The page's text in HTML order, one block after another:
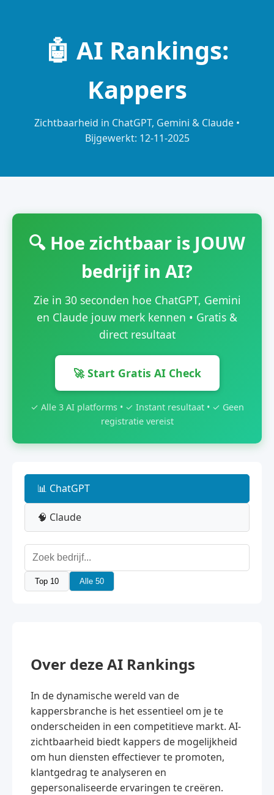
🤖 AI Rankings:
Kappers
Zichtbaarheid in ChatGPT, Gemini & Claude •
Bijgewerkt: 12-11-2025
🔍 Hoe zichtbaar is JOUW
bedrijf in AI?
Zie in 30 seconden hoe ChatGPT, Gemini
en Claude jouw merk kennen • Gratis &
direct resultaat
🚀 Start Gratis AI Check
✓ Alle 3 AI platforms • ✓ Instant resultaat • ✓ Geen
registratie vereist
📊 ChatGPT
🧠 Claude
Top 10 Alle 50
Over deze AI Rankings
In de dynamische wereld van de
kappersbranche is het essentieel om je te
onderscheiden in een competitieve markt. AI-
zichtbaarheid biedt kappers de mogelijkheid
om hun diensten effectiever te promoten,
klantgedrag te analyseren en
gepersonaliseerde ervaringen te creëren.